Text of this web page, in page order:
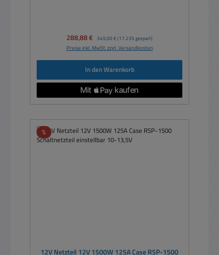
Verkaufspreis:
288,88 € Regulärer Preis:
349,00 € (17.23% gespart)
Preise inkl. MwSt. zzgl. Versandkosten
In den Warenkorb
%Rabatt
12V Netzteil 12V 1500W 125A Case RSP-1500